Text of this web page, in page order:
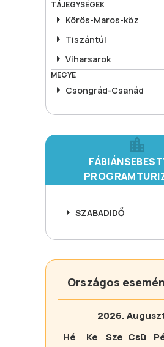
TÁJEGYSÉGEK
Körös-Maros-köz
Tiszántúl
Viharsarok
MEGYE
Csongrád-Csanád
SZABADIDŐ
Országos
2026.
Hé
Ke Sze Csü